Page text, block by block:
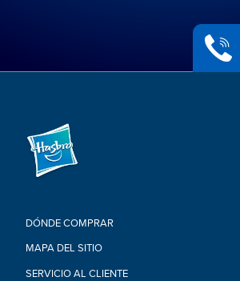
DÓNDE COMPRAR
MAPA DEL SITIO
SERVICIO AL CLIENTE